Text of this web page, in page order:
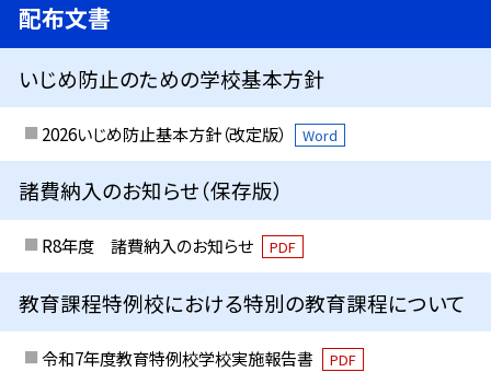
配布文書
いじめ防止のための学校基本方針
2026いじめ防止基本方針（改定版） Word
諸費納入のお知らせ（保存版）
R8年度 諸費納入のお知らせ PDF
教育課程特例校における特別の教育課程について
令和7年度教育特例校学校実施報告書 PDF